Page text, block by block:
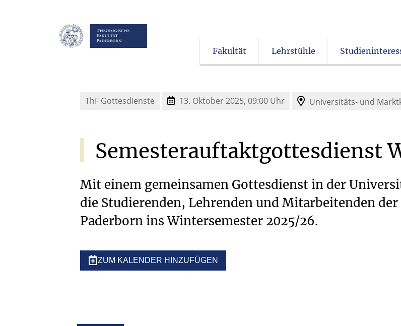
Fakultät Lehrstühle
ThF Gottesdienste 13. Oktober 2025, 09:00 Uhr Universitäts- und
Semesterauftaktgottesdienst
Mit einem gemeinsamen Gottesdienst in der
die Studierenden, Lehrenden und Mitarbeitenden
Paderborn ins Wintersemester 2025/26.
ZUM KALENDER HINZUFÜGEN